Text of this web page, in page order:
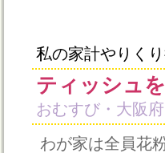
私の家計やりく
ティッシュ
おむすび・大阪
わが家は全員花